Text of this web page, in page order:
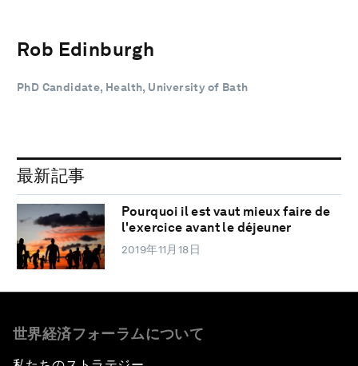
Rob Edinburgh
PhD Candidate, Health, University of Bath
最新記事
Pourquoi il est vaut mieux faire de
l'exercice avant le déjeuner
2019年11月18日
世界経済フォーラムについて